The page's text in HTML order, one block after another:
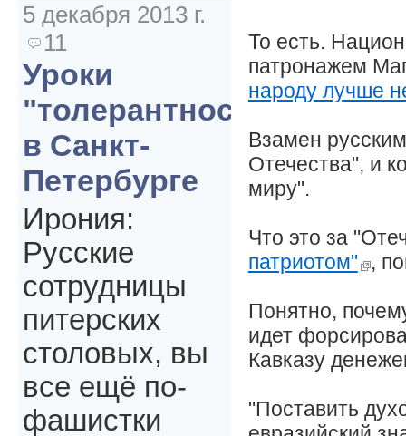
То есть.
патронажем
народу лучше
Взамен
Отечества", и
миру".
Что это за
патриотом" ,
Понятно,
идет
Кавказу
"Поставить
5 декабря 2013 г.
11
Уроки
"толерантности"
в Санкт-
Петербурге
Ирония:
Русские
сотрудницы
питерских
столовых, вы
все ещё по-
фашистки